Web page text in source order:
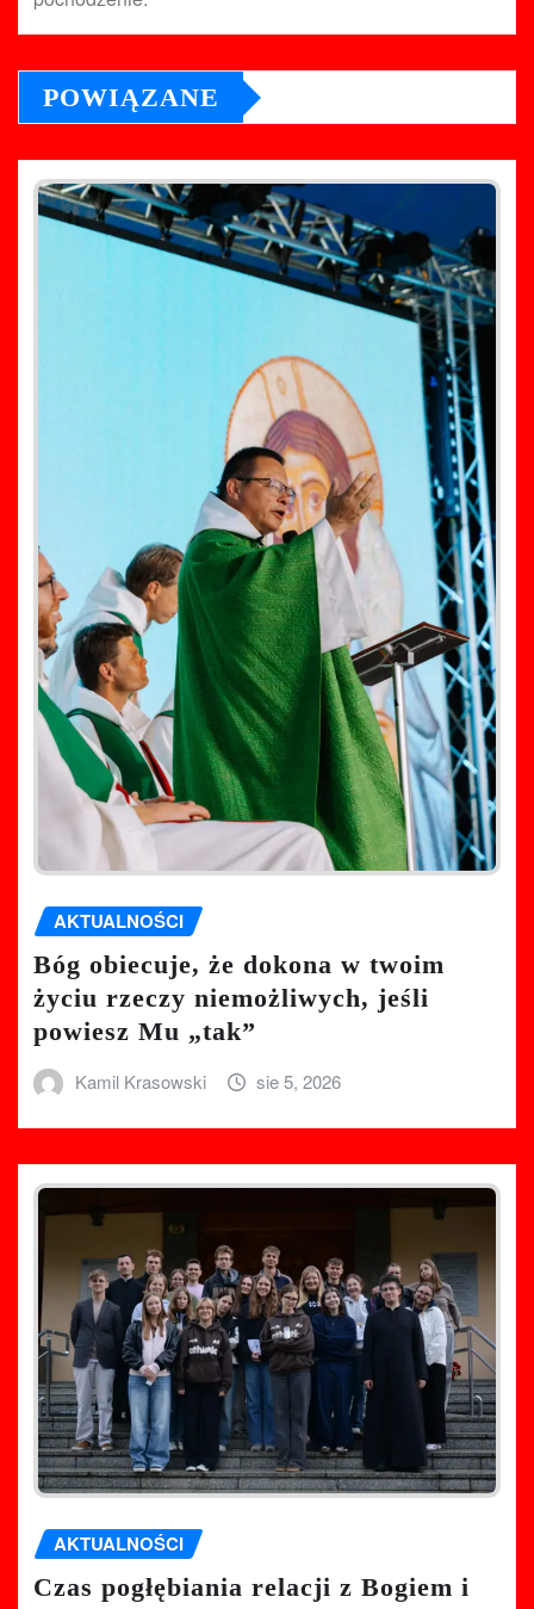
POWIĄZANE
AKTUALNOŚCI
Bóg obiecuje, że dokona w twoim
życiu rzeczy niemożliwych, jeśli
powiesz Mu „tak”
Kamil Krasowski sie 5, 2026
AKTUALNOŚCI
Czas pogłębiania relacji z Bogiem i